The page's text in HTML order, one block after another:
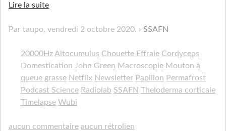
Lire la suite
Par taupo, vendredi 2 octobre 2020. SSAFN
20000Hz Altocumulus Chouette Effraie Cordyceps
Domestication John Green Macroscopie Mouton à
queue grasse Netflix Newsletter Papillon Permafrost
Podcast Science Radiolab SSAFN Theloderma corticale
Timelapse Wubi
aucun commentaire aucun rétrolien